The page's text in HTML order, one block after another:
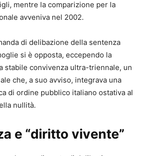
alle questioni più rilevanti in
di Bologna e Professore ordinario di
civile dell’Università di Bologna, ove
civile e altre materie
un Laboratorio per la gestione dei
su Cross-border litigation and
Partecipa a numerosi convegni e
e all’estero in qualità di relatore. Fa parte
mentre la comparizione per la
avveniva nel 2002.
di delibazione della sentenza
si è opposta, eccependo la
stabile convivenza ultra-triennale, un
che, a suo avviso, integrava una
di ordine pubblico italiano ostativa al
nullità.
e “diritto vivente”